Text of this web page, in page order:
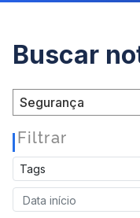
Buscar
Filtrar